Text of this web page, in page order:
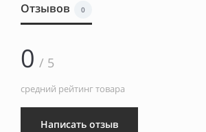
Отзывов 0
0 / 5
средний рейтинг товара
Написать отзыв